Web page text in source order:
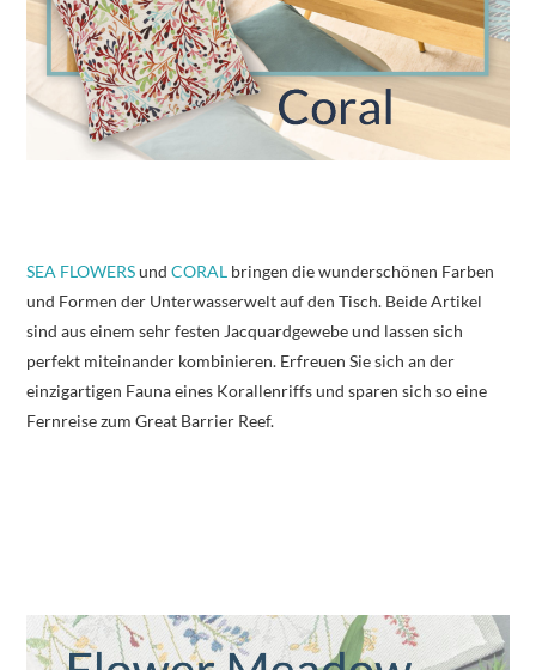
SEA FLOWERSundCORAL bringen die wunderschönen Farben
und Formen der Unterwasserwelt auf den Tisch. Beide Artikel
sind aus einem sehr festen Jacquardgewebe und lassen sich
perfekt miteinander kombinieren. Erfreuen Sie sich an der
einzigartigen Fauna eines Korallenriffs und sparen sich so eine
Fernreise zum Great Barrier Reef.